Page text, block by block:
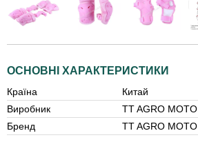
ОСНОВНІ ХАРАКТЕРИСТИКИ
Країна
Китай
Виробник
TT AGRO MOTO
Бренд
TT AGRO MOTO